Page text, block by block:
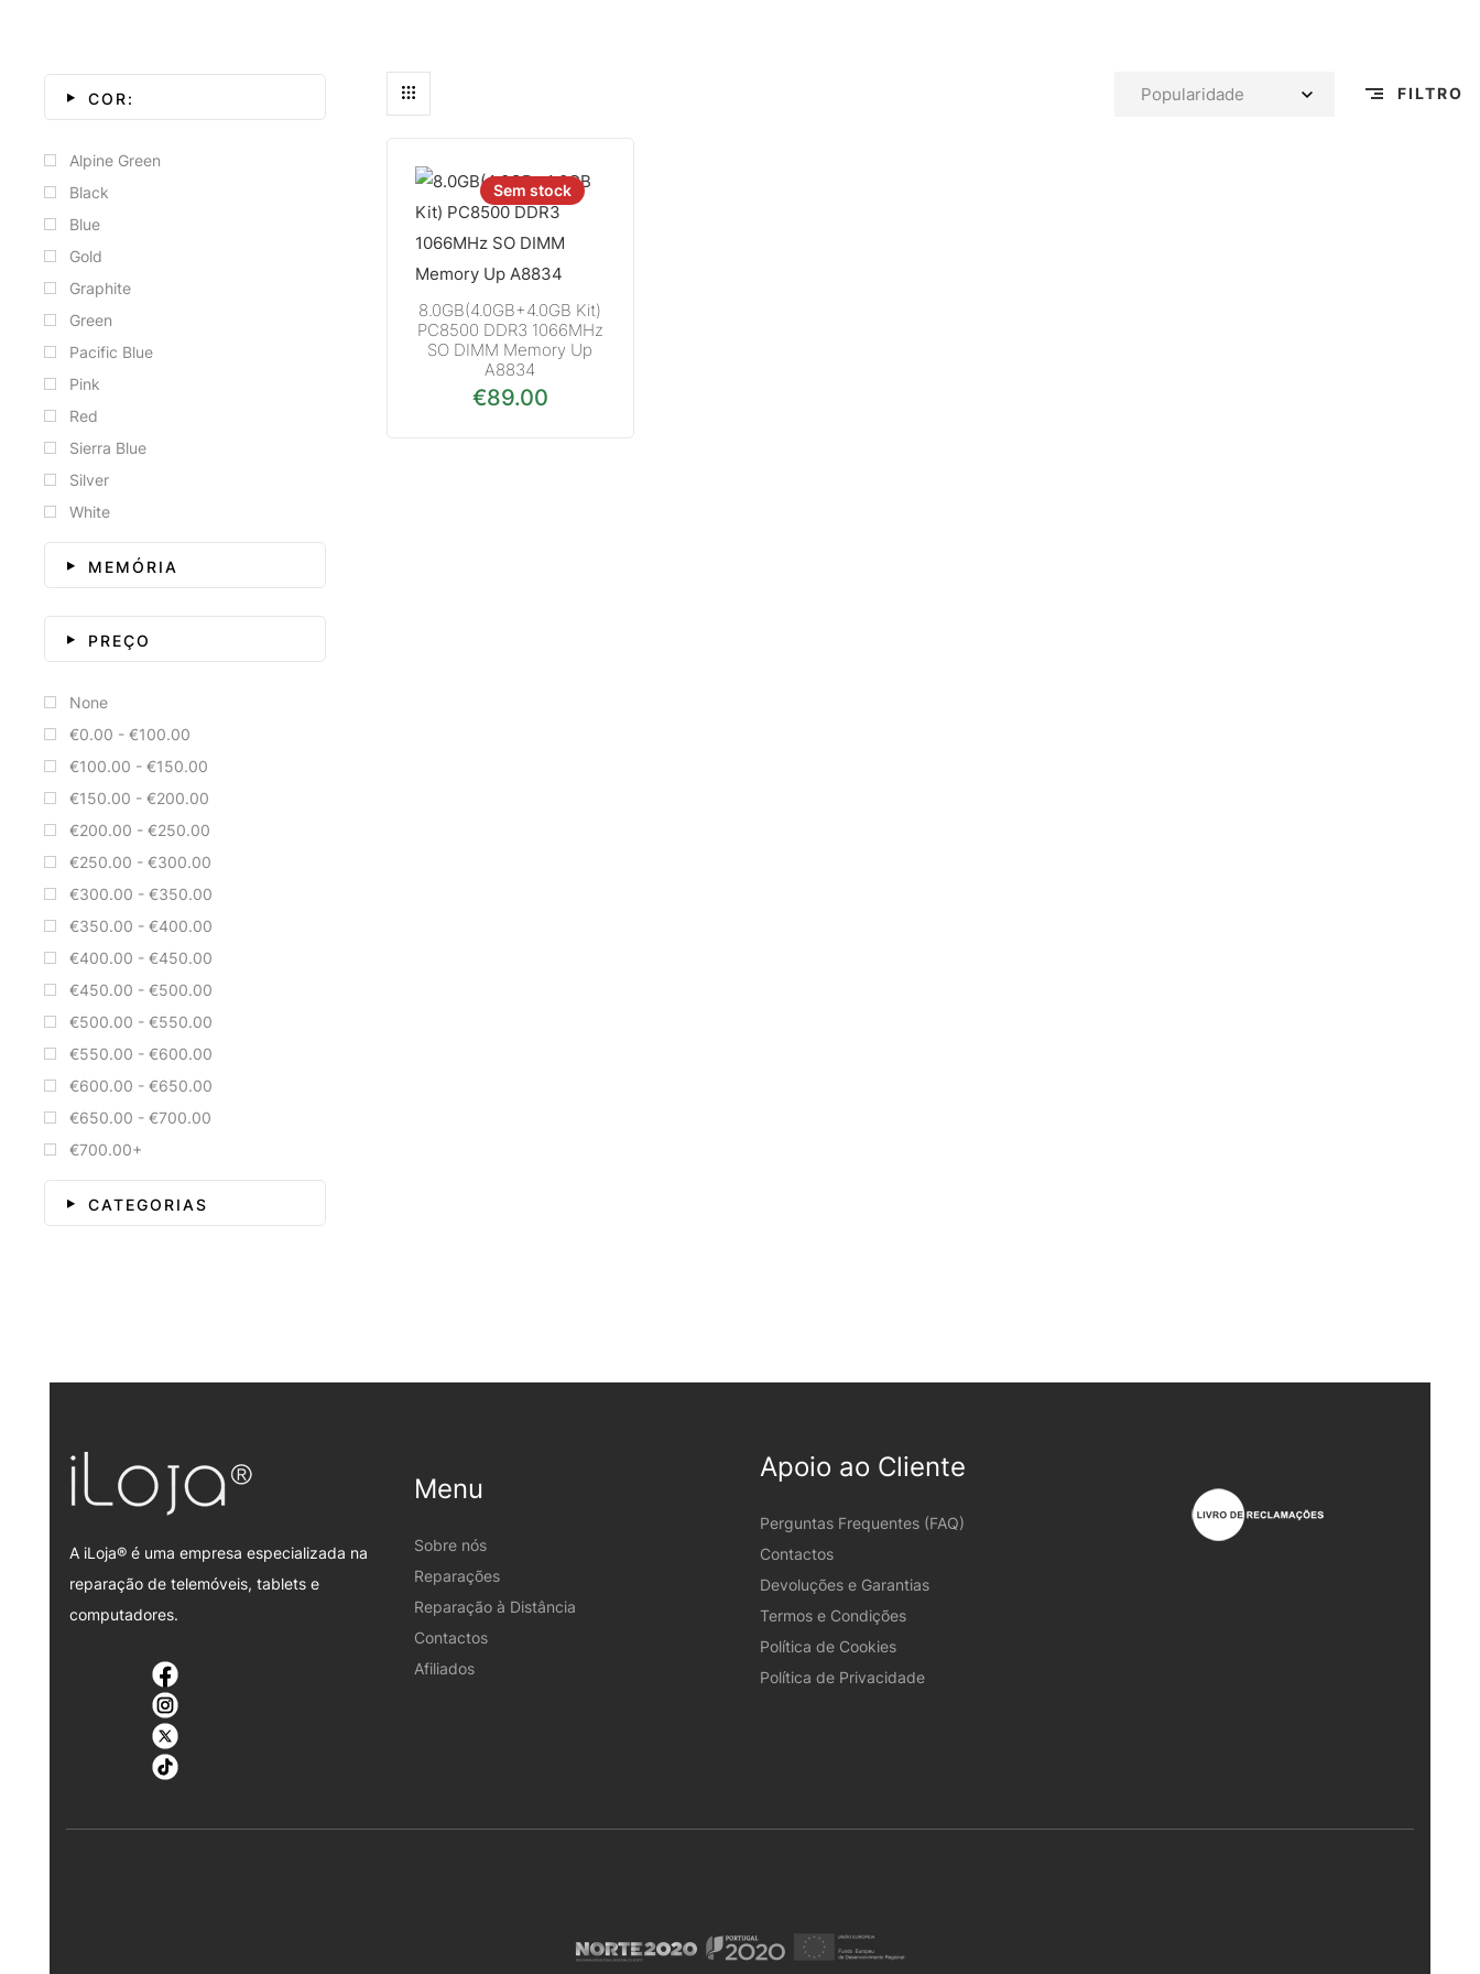
FILTRO
Sem stock
8.0GB(4.0GB+4.0GB Kit)
PC8500 DDR3 1066MHz
SO DIMM Memory Up
A8834
€89.00
COR:
Alpine Green
Black
Blue
Gold
Graphite
Green
Pacific Blue
Pink
Red
Sierra Blue
Silver
White
MEMÓRIA
PREÇO
None
€0.00 - €100.00
€100.00 - €150.00
€150.00 - €200.00
€200.00 - €250.00
€250.00 - €300.00
€300.00 - €350.00
€350.00 - €400.00
€400.00 - €450.00
€450.00 - €500.00
€500.00 - €550.00
€550.00 - €600.00
€600.00 - €650.00
€650.00 - €700.00
€700.00+
CATEGORIAS
A iLoja® é uma empresa especializada na
reparação de telemóveis, tablets e
computadores.
Menu
Sobre nós
Reparações
Reparação à Distância
Contactos
Afiliados
Apoio ao Cliente
Perguntas Frequentes (FAQ)
Contactos
Devoluções e Garantias
Termos e Condições
Política de Cookies
Política de Privacidade